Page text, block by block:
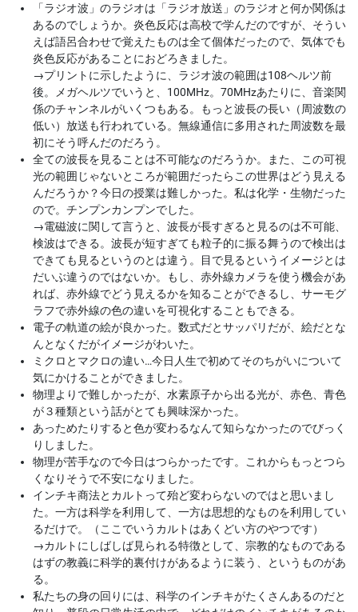
「ラジオ波」のラジオは「ラジオ放送」のラジオと何か関係は
あるのでしょうか。炎色反応は高校で学んだのですが、そうい
えば語呂合わせで覚えたものは全て個体だったので、気体でも
炎色反応があることにおどろきました。
→プリントに示したように、ラジオ波の範囲は108ヘルツ前
後。メガヘルツでいうと、100MHz。70MHzあたりに、音楽関
係のチャンネルがいくつもある。もっと波長の長い（周波数の
低い）放送も行われている。無線通信に多用された周波数を最
初にそう呼んだのだろう。
全ての波長を見ることは不可能なのだろうか。また、この可視
光の範囲じゃないところが範囲だったらこの世界はどう見える
んだろうか？今日の授業は難しかった。私は化学・生物だった
ので。チンプンカンプンでした。
→電磁波に関して言うと、波長が長すぎると見るのは不可能、
検波はできる。波長が短すぎても粒子的に振る舞うので検出は
できても見るというのとは違う。目で見るというイメージとは
だいぶ違うのではないか。もし、赤外線カメラを使う機会があ
れば、赤外線でどう見えるかを知ることができるし、サーモグ
ラフで赤外線の色の違いを可視化することもできる。
電子の軌道の絵が良かった。数式だとサッパリだが、絵だとな
んとなくだがイメージがわいた。
ミクロとマクロの違い…今日人生で初めてそのちがいについて
気にかけることができました。
物理よりで難しかったが、水素原子から出る光が、赤色、青色
が３種類という話がとても興味深かった。
あっためたりすると色が変わるなんて知らなかったのでびっく
りしました。
物理が苦手なので今日はつらかったです。これからもっとつら
くなりそうで不安になりました。
インチキ商法とカルトって殆ど変わらないのではと思いまし
た。一方は科学を利用して、一方は思想的なものを利用してい
るだけで。（ここでいうカルトはあくどい方のやつです）
→カルトにしばしば見られる特徴として、宗教的なものである
はずの教義に科学的裏付けがあるように装う、というものがあ
る。
私たちの身の回りには、科学のインチキがたくさんあるのだと